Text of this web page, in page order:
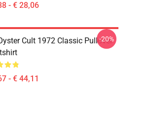
- € 28,06
Cult 1972 Classic Pullover
- € 44,11
-20%